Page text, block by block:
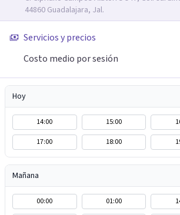
44860 Guadalajara, Jal.
Servicios y precios
Costo medio por sesión
Hoy
14:00 15:00
17:00
18:00
Mañana
00:00 01:00